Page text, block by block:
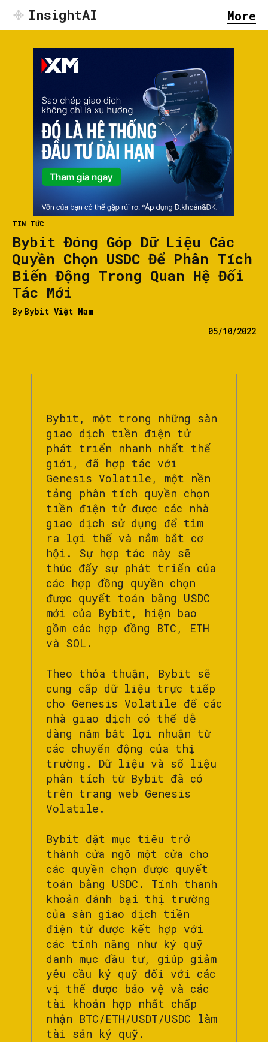
InsightAI More
TIN TỨC
Bybit Đóng Góp Dữ Liệu Các
Quyền Chọn USDC Để Phân Tích
Biến Động Trong Quan Hệ Đối
Tác Mới
By Bybit Việt Nam
05/10/2022
Bybit, một trong những sàn
giao dịch tiền điện tử
phát triển nhanh nhất thế
giới, đã hợp tác với
Genesis Volatile, một nền
tảng phân tích quyền chọn
tiền điện tử được các nhà
giao dịch sử dụng để tìm
ra lợi thế và nắm bắt cơ
hội. Sự hợp tác này sẽ
thúc đẩy sự phát triển của
các hợp đồng quyền chọn
được quyết toán bằng USDC
mới của Bybit, hiện bao
gồm các hợp đồng BTC, ETH
và SOL.
Theo thỏa thuận, Bybit sẽ
cung cấp dữ liệu trực tiếp
cho Genesis Volatile để các
nhà giao dịch có thể dễ
dàng nắm bắt lợi nhuận từ
các chuyển động của thị
trường. Dữ liệu và số liệu
phân tích từ Bybit đã có
trên trang web Genesis
Volatile.
Bybit đặt mục tiêu trở
thành cửa ngõ một cửa cho
các quyền chọn được quyết
toán bằng USDC. Tính thanh
khoản đánh bại thị trường
của sàn giao dịch tiền
điện tử được kết hợp với
các tính năng như ký quỹ
danh mục đầu tư, giúp giảm
yêu cầu ký quỹ đối với các
vị thế được bảo vệ và các
tài khoản hợp nhất chấp
nhận BTC/ETH/USDT/USDC làm
tài sản ký quỹ.